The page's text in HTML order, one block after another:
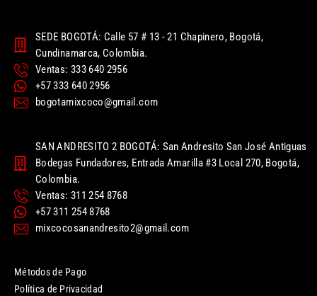
SEDE BOGOTÁ: Calle 57 # 13 - 21 Chapinero, Bogotá,
Cundinamarca, Colombia.
Ventas: 333 640 2956
+57 333 640 2956
bogotamixcoco@gmail.com
SAN ANDRESITO 2 BOGOTÁ: San Andresito San José Antiguas
Bodegas Fundadores, Entrada Amarilla #3 Local 270, Bogotá,
Colombia.
Ventas: 311 254 8768
+57 311 254 8768
mixcocosanandresito2@gmail.com
Métodos de Pago
Política de Privacidad